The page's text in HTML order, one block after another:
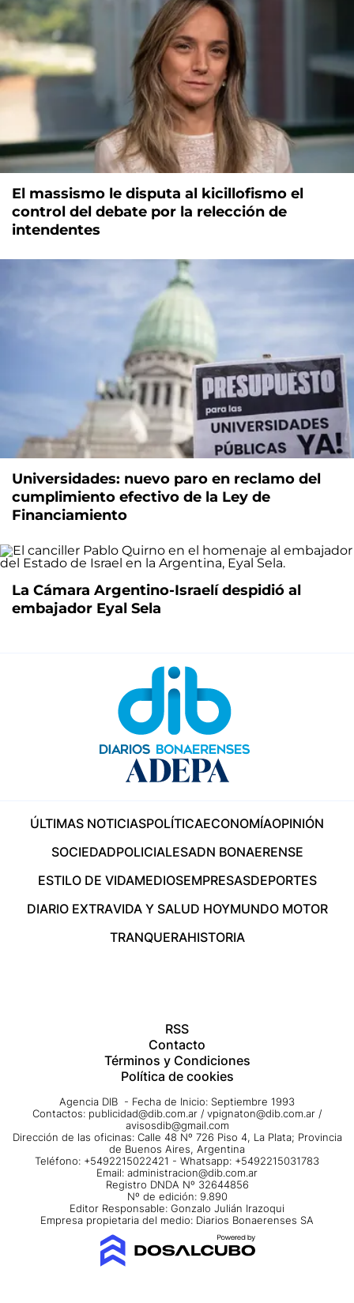
El massismo le disputa al kicillofismo el
control del debate por la relección de
intendentes
Universidades: nuevo paro en reclamo del
cumplimiento efectivo de la Ley de
Financiamiento
La Cámara Argentino-Israelí despidió al
embajador Eyal Sela
ÚLTIMAS NOTICIASPOLÍTICAECONOMÍAOPINIÓN
SOCIEDADPOLICIALESADN BONAERENSE
ESTILO DE VIDAMEDIOSEMPRESASDEPORTES
DIARIO EXTRAVIDA Y SALUD HOYMUNDO MOTOR
TRANQUERAHISTORIA
RSS
Contacto
Términos y Condiciones
Política de cookies
Agencia DIB - Fecha de Inicio: Septiembre 1993
Contactos: publicidad@dib.com.ar / vpignaton@dib.com.ar /
avisosdib@gmail.com
Dirección de las oficinas: Calle 48 Nº 726 Piso 4, La Plata; Provincia
de Buenos Aires, Argentina
Teléfono: +5492215022421 - Whatsapp: +5492215031783
Email: administracion@dib.com.ar
Registro DNDA Nº 32644856
Nº de edición: 9.890
Editor Responsable: Gonzalo Julián Irazoqui
Empresa propietaria del medio: Diarios Bonaerenses SA